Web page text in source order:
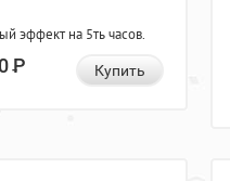
эффект на 5ть часов.
Р Купить